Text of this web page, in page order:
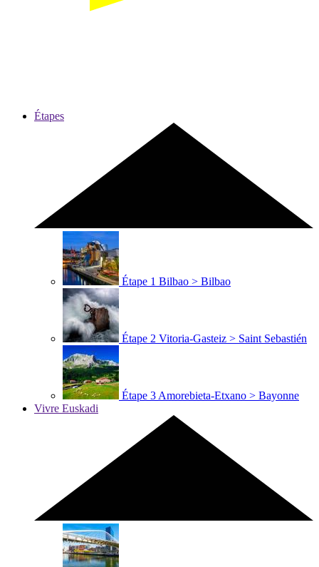
Étapes
Étape 1 Bilbao > Bilbao
Étape 2 Vitoria-Gasteiz > Saint Sebastién
Étape 3 Amorebieta-Etxano > Bayonne
Vivre Euskadi